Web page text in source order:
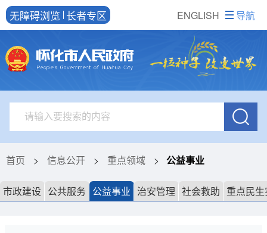
ENGLISH
无障碍浏览 长者专区 导航
首页 > 信息公开 > 重点领域 > 公益事业
市政建设 公共服务 公益事业 治安管理 社会救助 重点民